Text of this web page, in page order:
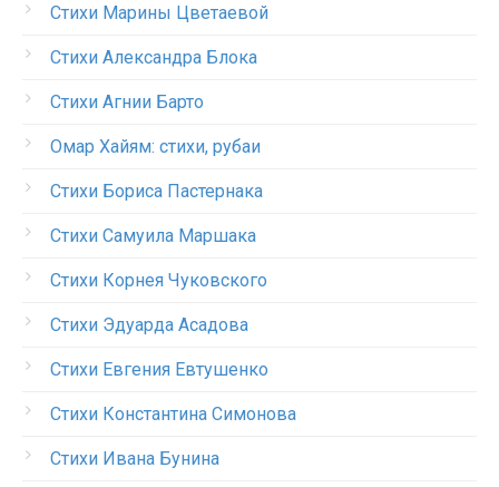
Стихи Марины Цветаевой
Стихи Александра Блока
Стихи Агнии Барто
Омар Хайям: стихи, рубаи
Стихи Бориса Пастернака
Стихи Самуила Маршака
Стихи Корнея Чуковского
Стихи Эдуарда Асадова
Стихи Евгения Евтушенко
Стихи Константина Симонова
Стихи Ивана Бунина